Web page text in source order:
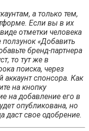
а только тем,
Если вы в их
отметки человека
ползунок «Добавить
бренд-партнера
то тут же в
поиска, через
спонсора. Как
на кнопку
на добавление его в
опубликована, но
даст свое одобрение.